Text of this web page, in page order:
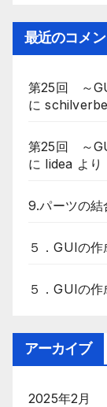
最近のコメン
第25回 ～
に
第25回 ～
に lidea より
9.パーツの結
５．GUIの作
５．GUIの作
アーカイブ
2025年2月